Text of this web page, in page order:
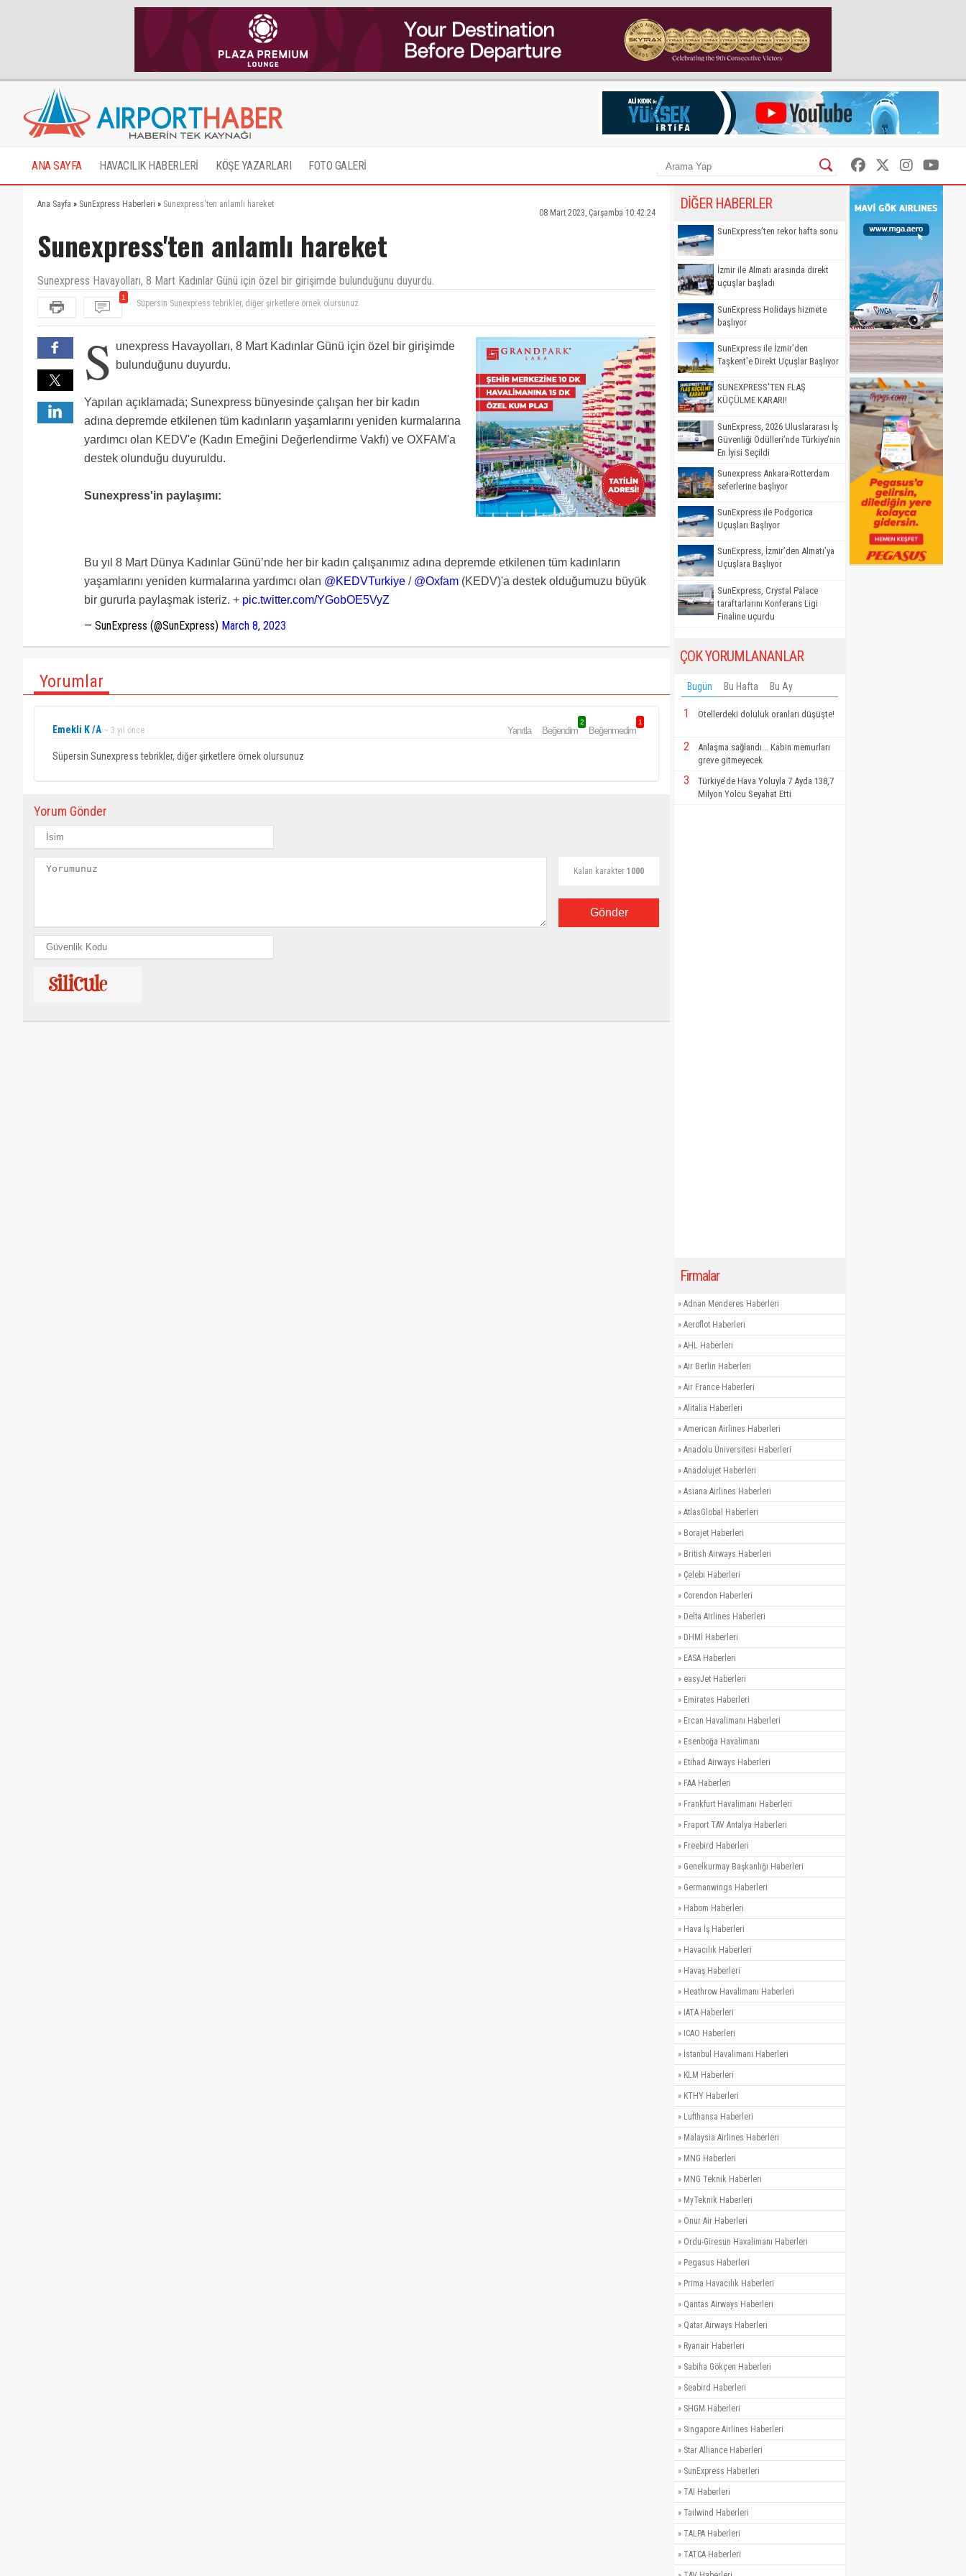
ANA SAYFA HAVACILIK HABERLERİ KÖŞE YAZARLARI FOTO GALERİ
Ana Sayfa » SunExpress Haberleri » Sunexpress'ten anlamlı hareket
08 Mart 2023, Çarşamba 10:42:24
Sunexpress'ten anlamlı hareket
Sunexpress Havayolları, 8 Mart Kadınlar Günü için özel bir girişimde bulunduğunu duyurdu.
1
Süpersin Sunexpress tebrikler, diğer şirketlere örnek olursunuz
S unexpress Havayolları, 8 Mart Kadınlar Günü için özel bir girişimde
bulunduğunu duyurdu.
Yapılan açıklamada; Sunexpress bünyesinde çalışan her bir kadın
adına depremde etkilenen tüm kadınların yaşamlarını yeniden kurmalarına
yardımcı olan KEDV'e (Kadın Emeğini Değerlendirme Vakfı) ve OXFAM'a
destek olunduğu duyuruldu.
Sunexpress'in paylaşımı:
Bu yıl 8 Mart Dünya Kadınlar Günü’nde her bir kadın çalışanımız adına depremde etkilenen tüm kadınların
yaşamlarını yeniden kurmalarına yardımcı olan @KEDVTurkiye / @Oxfam (KEDV)'a destek olduğumuzu büyük
bir gururla paylaşmak isteriz. + pic.twitter.com/YGobOE5VyZ
— SunExpress (@SunExpress) March 8, 2023
Yorumlar
Emekli K /A ~ 3 yıl önce Yanıtla Beğendim
2
Beğenmedim
1
Süpersin Sunexpress tebrikler, diğer şirketlere örnek olursunuz
Yorum Gönder
Kalan karakter 1000
Gönder
DİĞER HABERLER
SunExpress’ten rekor hafta sonu
İzmir ile Almatı arasında direkt
uçuşlar başladı
SunExpress Holidays hizmete
başlıyor
SunExpress ile İzmir’den
Taşkent’e Direkt Uçuşlar Başlıyor
SUNEXPRESS'TEN FLAŞ
KÜÇÜLME KARARI!
SunExpress, 2026 Uluslararası İş
Güvenliği Ödülleri’nde Türkiye’nin
En İyisi Seçildi
Sunexpress Ankara-Rotterdam
seferlerine başlıyor
SunExpress ile Podgorica
Uçuşları Başlıyor
SunExpress, İzmir’den Almatı’ya
Uçuşlara Başlıyor
SunExpress, Crystal Palace
taraftarlarını Konferans Ligi
Finaline uçurdu
ÇOK YORUMLANANLAR
Bugün Bu Hafta Bu Ay
1 Otellerdeki doluluk oranları düşüşte!
2
Anlaşma sağlandı... Kabin memurları
greve gitmeyecek
3
Türkiye’de Hava Yoluyla 7 Ayda 138,7
Milyon Yolcu Seyahat Etti
Firmalar
» Adnan Menderes Haberleri
» Aeroflot Haberleri
» AHL Haberleri
» Air Berlin Haberleri
» Air France Haberleri
» Alitalia Haberleri
» American Airlines Haberleri
» Anadolu Üniversitesi Haberleri
» Anadolujet Haberleri
» Asiana Airlines Haberleri
» AtlasGlobal Haberleri
» Borajet Haberleri
» British Airways Haberleri
» Çelebi Haberleri
» Corendon Haberleri
» Delta Airlines Haberleri
» DHMİ Haberleri
» EASA Haberleri
» easyJet Haberleri
» Emirates Haberleri
» Ercan Havalimanı Haberleri
» Esenboğa Havalimanı
» Etihad Airways Haberleri
» FAA Haberleri
» Frankfurt Havalimanı Haberleri
» Fraport TAV Antalya Haberleri
» Freebird Haberleri
» Genelkurmay Başkanlığı Haberleri
» Germanwings Haberleri
» Habom Haberleri
» Hava İş Haberleri
» Havacılık Haberleri
» Havaş Haberleri
» Heathrow Havalimanı Haberleri
» IATA Haberleri
» ICAO Haberleri
» İstanbul Havalimanı Haberleri
» KLM Haberleri
» KTHY Haberleri
» Lufthansa Haberleri
» Malaysia Airlines Haberleri
» MNG Haberleri
» MNG Teknik Haberleri
» MyTeknik Haberleri
» Onur Air Haberleri
» Ordu-Giresun Havalimanı Haberleri
» Pegasus Haberleri
» Prima Havacılık Haberleri
» Qantas Airways Haberleri
» Qatar Airways Haberleri
» Ryanair Haberleri
» Sabiha Gökçen Haberleri
» Seabird Haberleri
» SHGM Haberleri
» Singapore Airlines Haberleri
» Star Alliance Haberleri
» SunExpress Haberleri
» TAI Haberleri
» Tailwind Haberleri
» TALPA Haberleri
» TATCA Haberleri